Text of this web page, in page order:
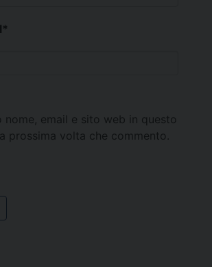
*
nome, email e sito web in questo
prossima volta che commento.